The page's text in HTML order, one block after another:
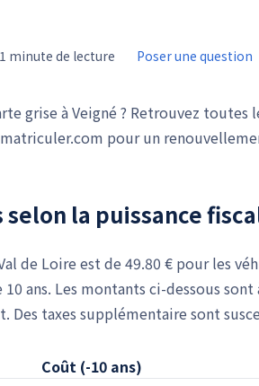
1 minute de lecture Poser une question
grise à Veigné ? Retrouvez toutes
pour un
la puissance
de Loire est de 49.80 € pour les
ans. Les montants ci-dessous
taxes supplémentaire sont
Coût (-10 ans)